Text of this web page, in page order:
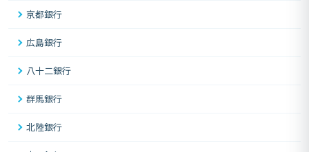
京都銀行
広島銀行
八十二銀行
群馬銀行
北陸銀行